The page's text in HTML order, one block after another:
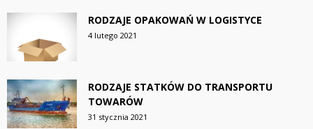
RODZAJE OPAKOWAŃ W LOGISTYCE
4 lutego 2021
RODZAJE STATKÓW DO TRANSPORTU
TOWARÓW
31 stycznia 2021